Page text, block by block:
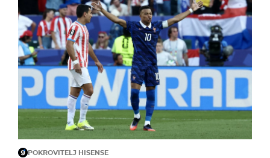
POKROVITELJ HISENSE